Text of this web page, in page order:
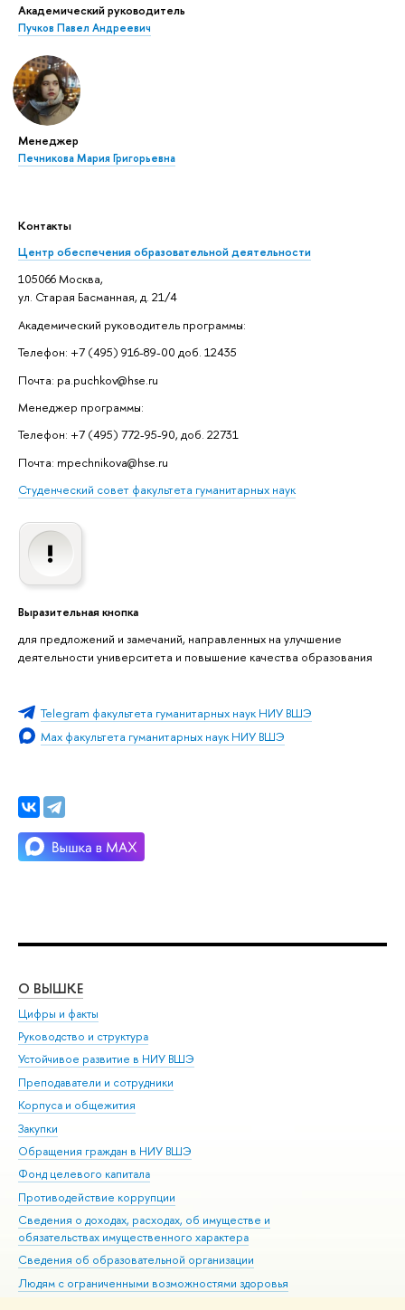
Академический руководитель
Пучков Павел Андреевич
Менеджер
Печникова Мария Григорьевна
Контакты
Центр обеспечения образовательной деятельности
105066 Москва,
ул. Старая Басманная, д. 21/4
Академический руководитель программы:
Телефон: +7 (495) 916-89-00 доб. 12435
Почта: pa.puchkov@hse.ru
Менеджер программы:
Телефон: +7 (495) 772-95-90, доб. 22731
Почта: mpechnikova@hse.ru
Студенческий совет факультета гуманитарных наук
Выразительная кнопка
для предложений и замечаний, направленных на улучшение
деятельности университета и повышение качества образования
Telegram факультета гуманитарных наук НИУ ВШЭ
Max факультета гуманитарных наук НИУ ВШЭ
О ВЫШКЕ
Цифры и факты
Руководство и структура
Устойчивое развитие в НИУ ВШЭ
Преподаватели и сотрудники
Корпуса и общежития
Закупки
Обращения граждан в НИУ ВШЭ
Фонд целевого капитала
Противодействие коррупции
Сведения о доходах, расходах, об имуществе и
обязательствах имущественного характера
Сведения об образовательной организации
Людям с ограниченными возможностями здоровья